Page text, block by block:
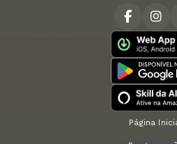
Página